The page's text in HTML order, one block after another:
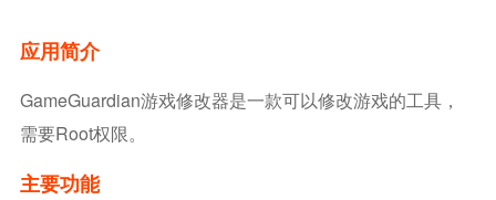
应用简介
GameGuardian游戏修改器是一款可以修改游戏的工具，
需要root权限。
主要功能